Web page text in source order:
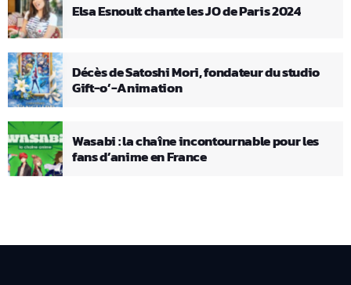
Elsa Esnoult chante les JO de Paris 2024
Décès de Satoshi Mori, fondateur du studio
Gift-o’-Animation
Wasabi : la chaîne incontournable pour les
fans d’anime en France